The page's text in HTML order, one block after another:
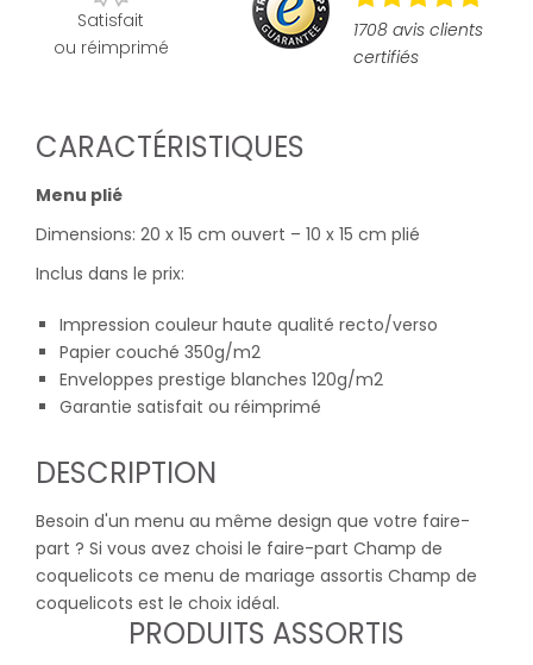
Satisfait
ou réimprimé
1708 avis clients
certifiés
CARACTÉRISTIQUES
Menu plié
Dimensions: 20 x 15 cm ouvert – 10 x 15 cm plié
Inclus dans le prix:
Impression couleur haute qualité recto/verso
Papier couché 350g/m2
Enveloppes prestige blanches 120g/m2
Garantie satisfait ou réimprimé
DESCRIPTION
Besoin d'un menu au même design que votre faire-
part ? Si vous avez choisi le faire-part Champ de
coquelicots ce menu de mariage assortis Champ de
coquelicots est le choix idéal.
PRODUITS ASSORTIS